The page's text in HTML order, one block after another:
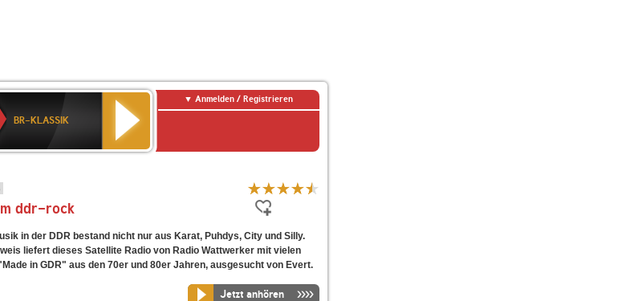
BR-KLASSIK
Anmelden / Registrieren
ddr-rock
in der DDR bestand nicht nur aus Karat, Puhdys, City und Silly.
liefert dieses Satellite Radio von Radio Wattwerker mit vielen
in GDR" aus den 70er und 80er Jahren, ausgesucht von Evert.
Jetzt anhören